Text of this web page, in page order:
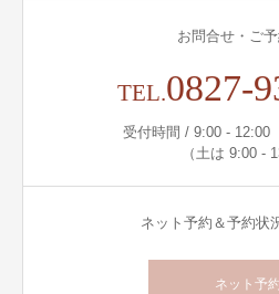
お問合せ・ご予
TEL.0827-
受付時間 / 9:00 -
（土は 9:00 -
ネット予約＆予約状
ネット予約